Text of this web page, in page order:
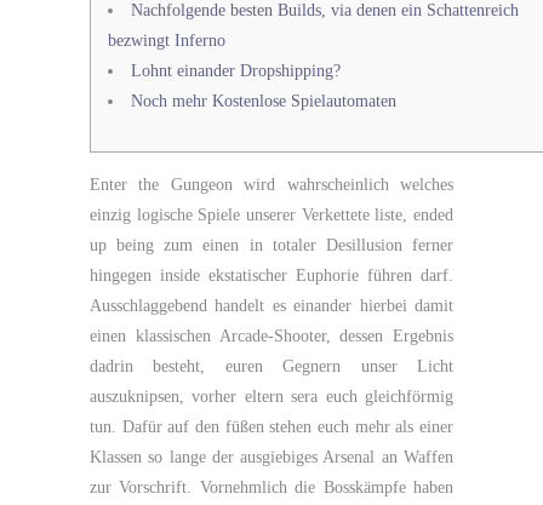
Nachfolgende besten Builds, via denen ein Schattenreich
bezwingt Inferno
Lohnt einander Dropshipping?
Noch mehr Kostenlose Spielautomaten
Enter the Gungeon wird wahrscheinlich welches
einzig logische Spiele unserer Verkettete liste, ended
up being zum einen in totaler Desillusion ferner
hingegen inside ekstatischer Euphorie führen darf.
Ausschlaggebend handelt es einander hierbei damit
einen klassischen Arcade-Shooter, dessen Ergebnis
dadrin besteht, euren Gegnern unser Licht
auszuknipsen, vorher eltern sera euch gleichförmig
tun. Dafür auf den füßen stehen euch mehr als einer
Klassen so lange der ausgiebiges Arsenal an Waffen
zur Vorschrift. Vornehmlich die Bosskämpfe haben